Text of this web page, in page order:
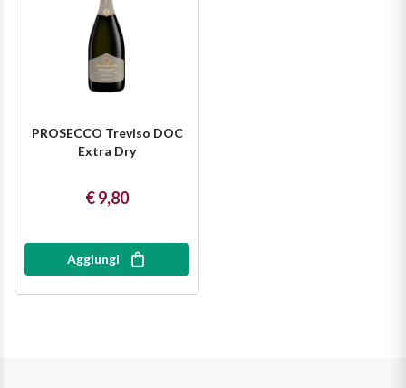
PROSECCO Treviso DOC
Extra Dry
€ 9,80
Aggiungi